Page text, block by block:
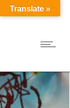
Translate »